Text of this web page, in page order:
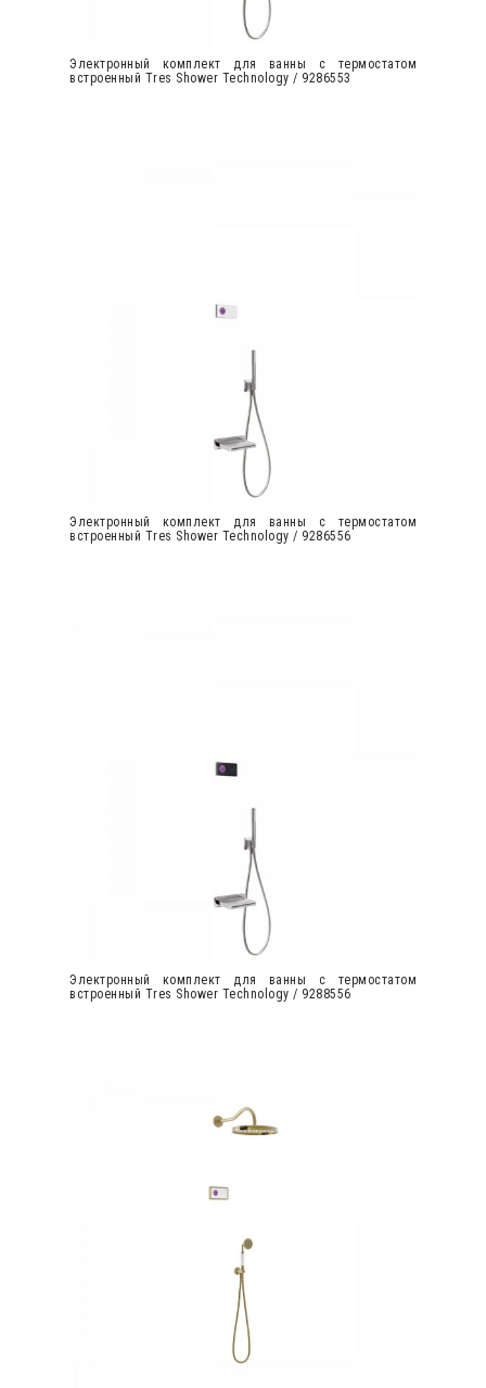
Электронный комплект для ванны с термостатом
встроенный Tres Shower Technology / 9286553
Электронный комплект для ванны с термостатом
встроенный Tres Shower Technology / 9286556
Электронный комплект для ванны с термостатом
встроенный Tres Shower Technology / 9288556